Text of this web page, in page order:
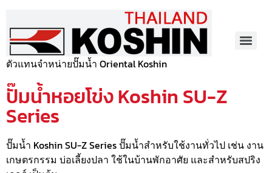
ตัวแทนจำหน่ายปั๊มน้ำ Oriental Koshin
ปั๊มน้ำหอยโข่ง Koshin SU-Z
Series
ปั๊มน้ำ Koshin SU-Z Seriesปั๊มน้ำสำหรับใช้งานทั่วไป เช่น งาน
เกษตรกรรม บ่อเลี้ยงปลา ใช้ในบ้านพักอาศัย และสำหรับสปริง